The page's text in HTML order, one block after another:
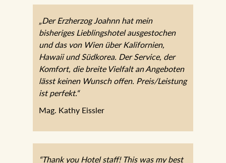
„Der Erzherzog Joahnn hat mein
bisheriges Lieblingshotel ausgestochen
und das von Wien über Kalifornien,
Hawaii und Südkorea. Der Service, der
Komfort, die breite Vielfalt an Angeboten
lässt keinen Wunsch offen.
Mag. Kathy Eissler